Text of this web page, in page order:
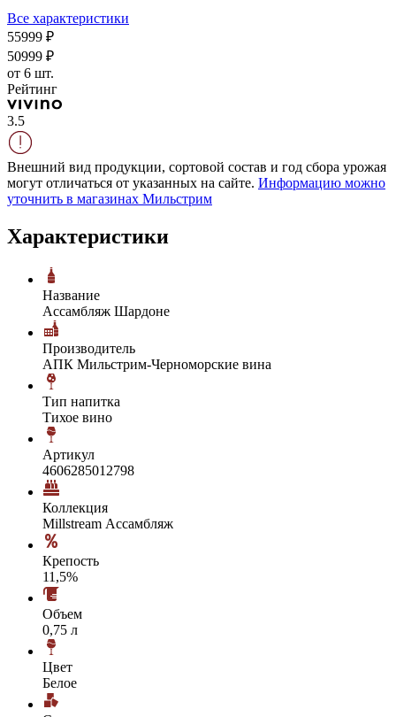
Все характеристики
55999 ₽
50999 ₽
от 6 шт.
Рейтинг
3.5
Внешний вид продукции, сортовой состав и год сбора урожая
могут отличаться от указанных на сайте. Информацию можно
уточнить в магазинах Мильстрим
Характеристики
Название
Ассамбляж Шардоне
Производитель
АПК Мильстрим-Черноморские вина
Тип напитка
Тихое вино
Артикул
4606285012798
Коллекция
Millstream Ассамбляж
Крепость
11,5%
Объем
0,75 л
Цвет
Белое